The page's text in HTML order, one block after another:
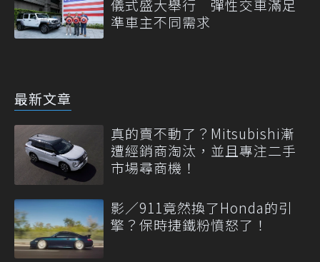
儀式盛大舉行 彈性交車滿足
準車主不同需求
最新文章
真的賣不動了？Mitsubishi漸
遭經銷商淘汰，並且專注二手
市場尋商機！
影／911竟然換了Honda的引
擎？保時捷鐵粉憤怒了！